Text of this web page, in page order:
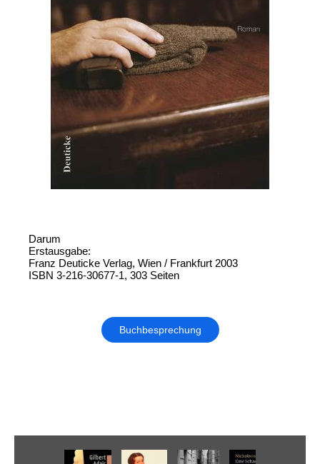
Darum
Erstausgabe:
Franz Deuticke Verlag, Wien / Frankfurt 2003
ISBN 3-216-30677-1, 303 Seiten
Buchbesprechung